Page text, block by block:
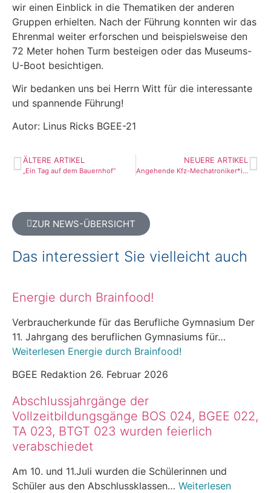
wir einen Einblick in die Thematiken der anderen
Gruppen erhielten. Nach der Führung konnten wir das
Ehrenmal weiter erforschen und beispielsweise den
72 Meter hohen Turm besteigen oder das Museums-
U-Boot besichtigen.
Wir bedanken uns bei Herrn Witt für die interessante
und spannende Führung!
Autor: Linus Ricks BGEE-21
ÄLTERE ARTIKEL
„Ein Tag auf dem Bauernhof“
NEUERE ARTIKEL
Angehende Kfz-Mechatroniker*innen erweitern Ihren digitalen „Werkzeugkasten“ gegen Verschwörungstheorien in sozialen Netzwerken
ZUR NEWS-ÜBERSICHT
Das interessiert Sie vielleicht auch
Energie durch Brainfood!
Verbraucherkunde für das Berufliche Gymnasium Der
11. Jahrgang des beruflichen Gymnasiums für…
Weiterlesen Energie durch Brainfood!
BGEE Redaktion 26. Februar 2026
Abschlussjahrgänge der
Vollzeitbildungsgänge BOS 024, BGEE 022,
TA 023, BTGT 023 wurden feierlich
verabschiedet
Am 10. und 11.Juli wurden die Schülerinnen und
Schüler aus den Abschlussklassen… Weiterlesen